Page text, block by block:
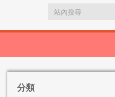
分類